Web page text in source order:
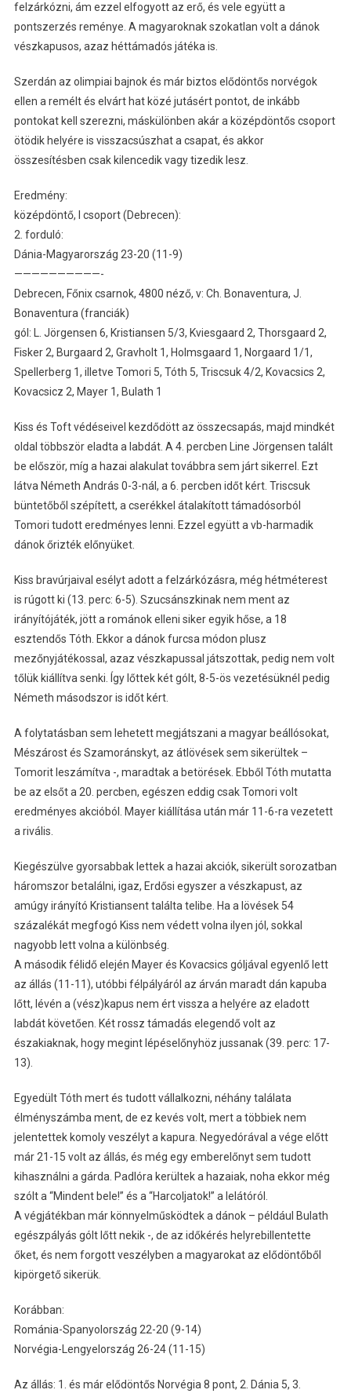
felzárkózni, ám ezzel elfogyott az erő, és vele együtt a
pontszerzés reménye. A magyaroknak szokatlan volt a dánok
vészkapusos, azaz héttámadós játéka is.
Szerdán az olimpiai bajnok és már biztos elődöntős norvégok
ellen a remélt és elvárt hat közé jutásért pontot, de inkább
pontokat kell szerezni, máskülönben akár a középdöntős csoport
ötödik helyére is visszacsúszhat a csapat, és akkor
összesítésben csak kilencedik vagy tizedik lesz.
Eredmény:
középdöntő, I csoport (Debrecen):
2. forduló:
Dánia-Magyarország 23-20 (11-9)
——————————-
Debrecen, Főnix csarnok, 4800 néző, v: Ch. Bonaventura, J.
Bonaventura (franciák)
gól: L. Jörgensen 6, Kristiansen 5/3, Kviesgaard 2, Thorsgaard 2,
Fisker 2, Burgaard 2, Gravholt 1, Holmsgaard 1, Norgaard 1/1,
Spellerberg 1, illetve Tomori 5, Tóth 5, Triscsuk 4/2, Kovacsics 2,
Kovacsicz 2, Mayer 1, Bulath 1
Kiss és Toft védéseivel kezdődött az összecsapás, majd mindkét
oldal többször eladta a labdát. A 4. percben Line Jörgensen talált
be először, míg a hazai alakulat továbbra sem járt sikerrel. Ezt
látva Németh András 0-3-nál, a 6. percben időt kért. Triscsuk
büntetőből szépített, a cserékkel átalakított támadósorból
Tomori tudott eredményes lenni. Ezzel együtt a vb-harmadik
dánok őrizték előnyüket.
Kiss bravúrjaival esélyt adott a felzárkózásra, még hétméterest
is rúgott ki (13. perc: 6-5). Szucsánszkinak nem ment az
irányítójáték, jött a románok elleni siker egyik hőse, a 18
esztendős Tóth. Ekkor a dánok furcsa módon plusz
mezőnyjátékossal, azaz vészkapussal játszottak, pedig nem volt
tőlük kiállítva senki. Így lőttek két gólt, 8-5-ös vezetésüknél pedig
Németh másodszor is időt kért.
A folytatásban sem lehetett megjátszani a magyar beállósokat,
Mészárost és Szamoránskyt, az átlövések sem sikerültek –
Tomorit leszámítva -, maradtak a betörések. Ebből Tóth mutatta
be az elsőt a 20. percben, egészen eddig csak Tomori volt
eredményes akcióból. Mayer kiállítása után már 11-6-ra vezetett
a rivális.
Kiegészülve gyorsabbak lettek a hazai akciók, sikerült sorozatban
háromszor betalálni, igaz, Erdősi egyszer a vészkapust, az
amúgy irányító Kristiansent találta telibe. Ha a lövések 54
százalékát megfogó Kiss nem védett volna ilyen jól, sokkal
nagyobb lett volna a különbség.
A második félidő elején Mayer és Kovacsics góljával egyenlő lett
az állás (11-11), utóbbi félpályáról az árván maradt dán kapuba
lőtt, lévén a (vész)kapus nem ért vissza a helyére az eladott
labdát követően. Két rossz támadás elegendő volt az
északiaknak, hogy megint lépéselőnyhöz jussanak (39. perc: 17-
13).
Egyedült Tóth mert és tudott vállalkozni, néhány találata
élményszámba ment, de ez kevés volt, mert a többiek nem
jelentettek komoly veszélyt a kapura. Negyedórával a vége előtt
már 21-15 volt az állás, és még egy emberelőnyt sem tudott
kihasználni a gárda. Padlóra kerültek a hazaiak, noha ekkor még
szólt a “Mindent bele!” és a “Harcoljatok!” a lelátóról.
A végjátékban már könnyelműsködtek a dánok – például Bulath
egészpályás gólt lőtt nekik -, de az időkérés helyrebillentette
őket, és nem forgott veszélyben a magyarokat az elődöntőből
kipörgető sikerük.
Korábban:
Románia-Spanyolország 22-20 (9-14)
Norvégia-Lengyelország 26-24 (11-15)
Az állás: 1. és már elődöntős Norvégia 8 pont, 2. Dánia 5, 3.